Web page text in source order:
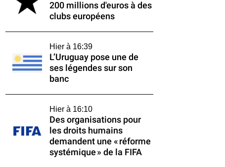
200 millions d'euros à des
clubs européens
Hier à 16:39
L’Uruguay pose une de
ses légendes sur son
banc
Hier à 16:10
Des organisations pour
les droits humains
demandent une « réforme
systémique » de la FIFA